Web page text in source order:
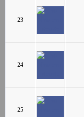
23
24
25